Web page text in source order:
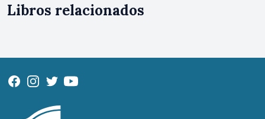
Libros relacionados